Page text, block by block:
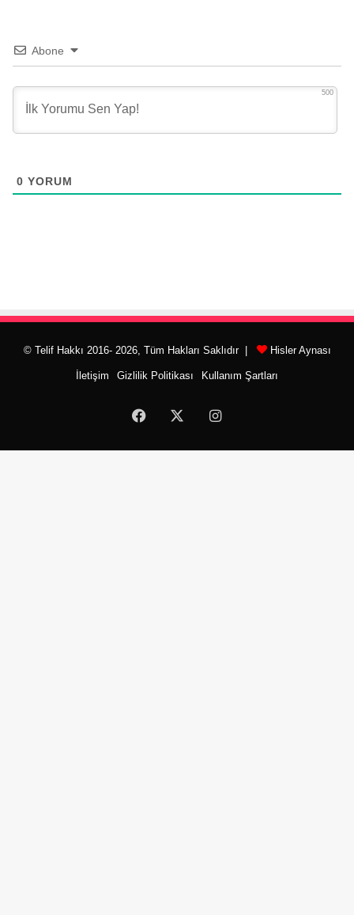
Abone
500
0 YORUM
© Telif Hakkı 2016- 2026, Tüm Hakları Saklıdır | Hisler Aynası
İletişim Gizlilik Politikası Kullanım Şartları
Facebook Instagram